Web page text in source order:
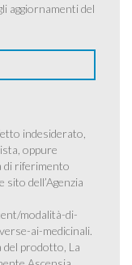
aggiornamenti del
indesiderato,
oppure
di riferimento
dell’Agenzia
modalità-di-
ai-medicinali.
del prodotto, La